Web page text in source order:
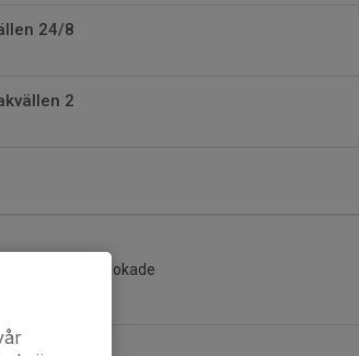
24/8
2
aktiviteter inbokade